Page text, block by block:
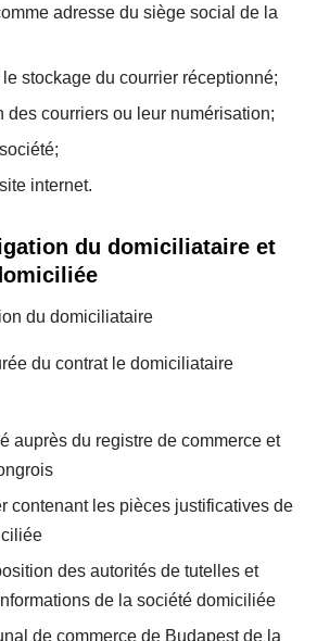
adresse du siège social de la
le stockage du courrier réceptionné;
des courriers ou leur numérisation;
internet.
du domiciliataire et
du domiciliataire
du contrat le domiciliataire
auprès du registre de commerce et
contenant les pièces justificatives de
des autorités de tutelles et
de la société domiciliée
de commerce de Budapest de la